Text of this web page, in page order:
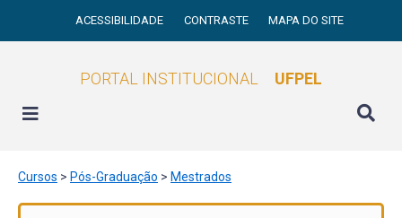
ACESSIBILIDADE CONTRASTE MAPA DO SITE
PORTAL INSTITUCIONAL UFPEL
Cursos > Pós-Graduação > Mestrados